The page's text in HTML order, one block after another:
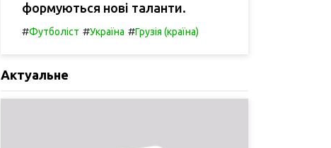
формуються нові таланти.
#Футболіст #Україна #Грузія (країна)
Актуальне